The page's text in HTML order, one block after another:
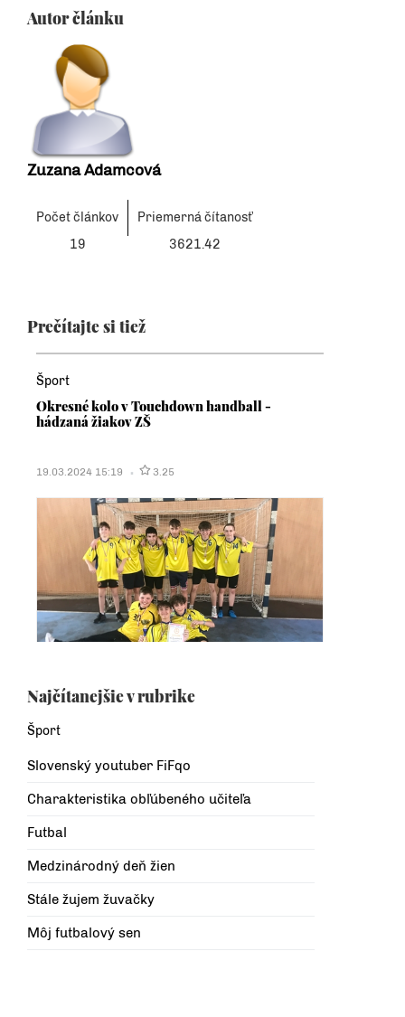
Autor článku
Zuzana Adamcová
Počet článkov
Priemerná čítanosť
19
3621.42
Prečítajte si tiež
Šport
Okresné kolo v Touchdown handball -
hádzaná žiakov ZŠ
19.03.2024 15:19 3.25
Najčítanejšie v rubrike
Šport
Slovenský youtuber FiFqo
Charakteristika obľúbeného učiteľa
Futbal
Medzinárodný deň žien
Stále žujem žuvačky
Môj futbalový sen